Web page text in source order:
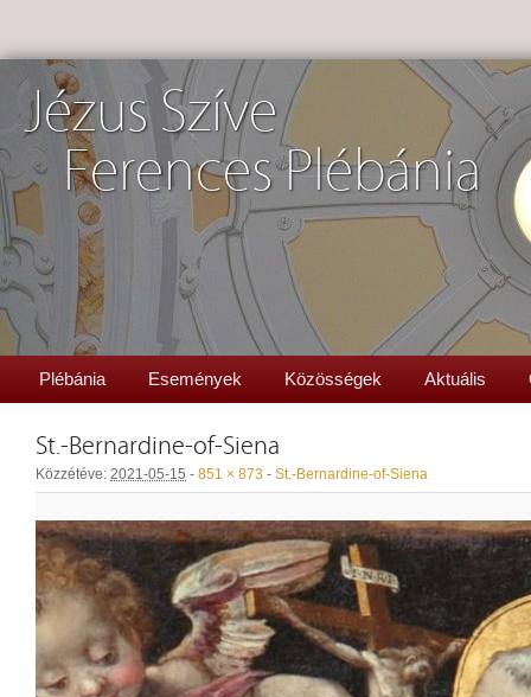
Jézus Szíve
Ferences Plébánia
Plébánia Események Közösségek Aktuális
St.-Bernardine-of-Siena
Közzétéve: 2021-05-15 - 851 × 873 - St.-Bernardine-of-Siena